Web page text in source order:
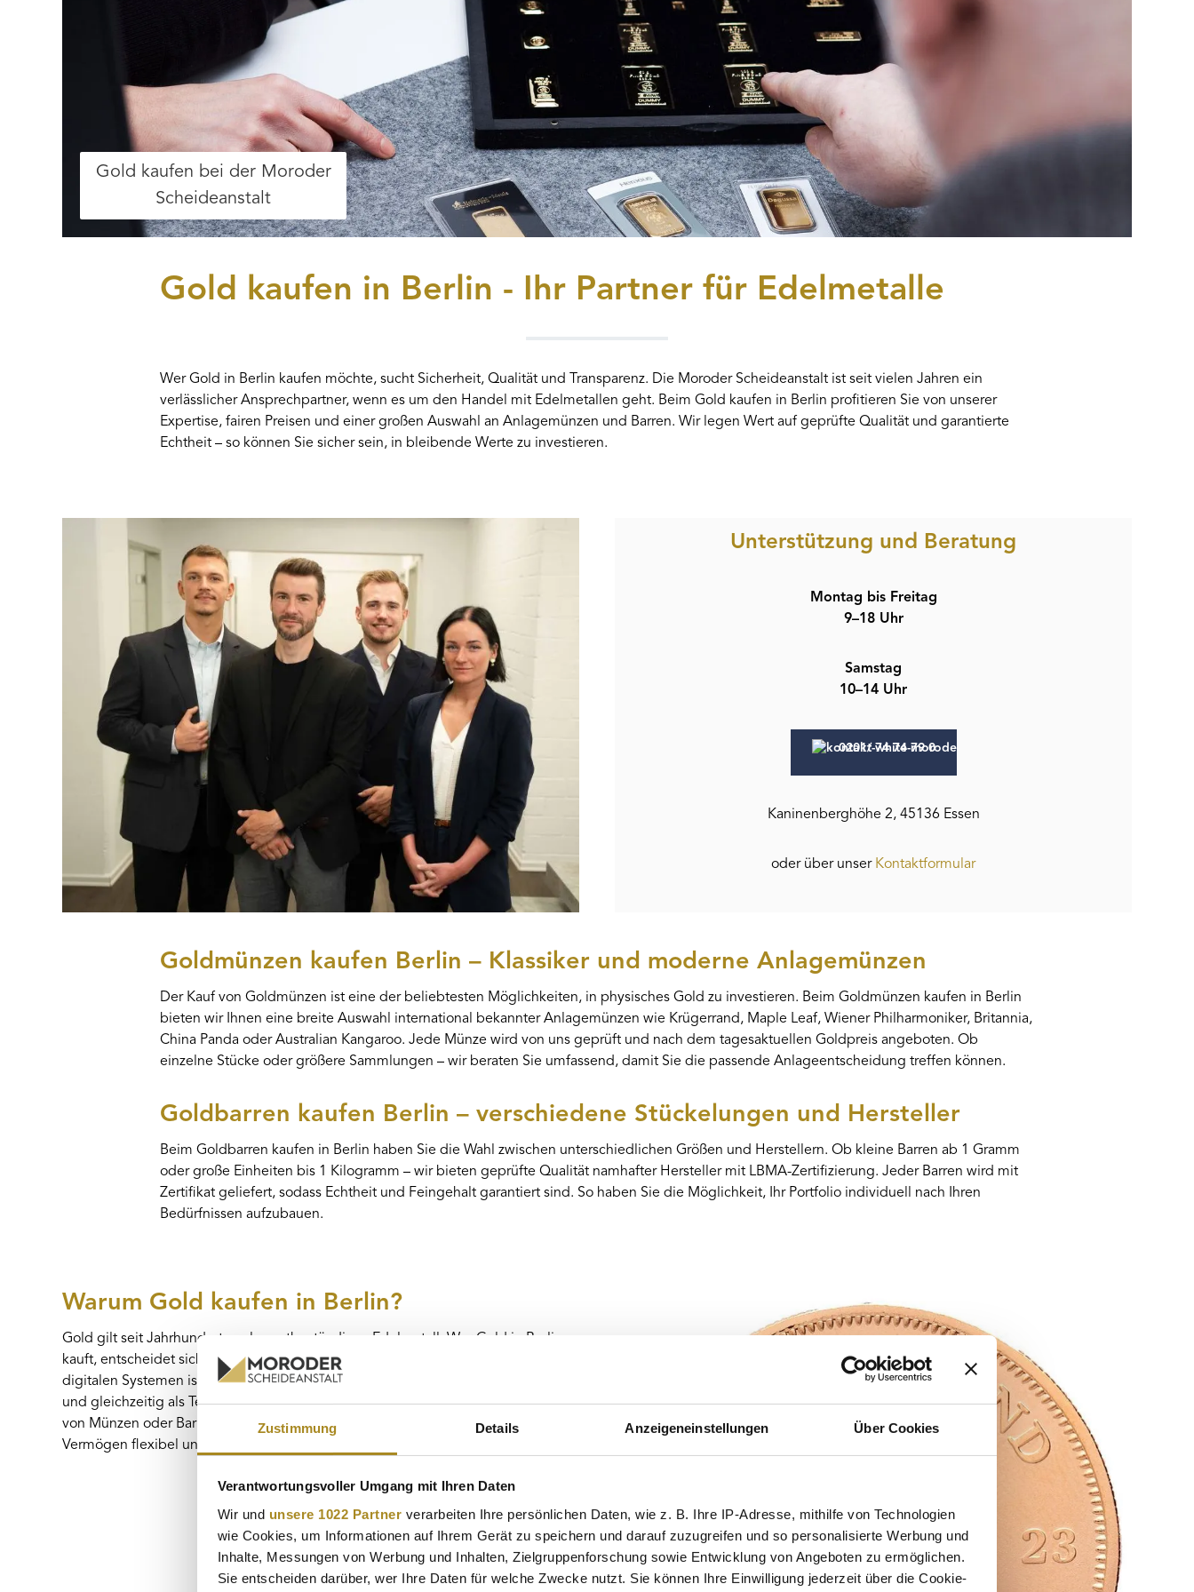
Zustimmung Details Anzeigeneinstellungen Über Cookies
Verantwortungsvoller Umgang mit Ihren Daten
Wir und unsere 1022 Partner verarbeiten Ihre persönlichen Daten, wie z. B. Ihre IP-Adresse, mithilfe von Technologien
wie Cookies, um Informationen auf Ihrem Gerät zu speichern und darauf zuzugreifen und so personalisierte Werbung und
Inhalte, Messungen von Werbung und Inhalten, Zielgruppenforschung sowie Entwicklung von Angeboten zu ermöglichen.
Sie entscheiden darüber, wer Ihre Daten für welche Zwecke nutzt. Sie können Ihre Einwilligung jederzeit über die Cookie-
Gold kaufen bei der Moroder
Scheideanstalt
Gold kaufen in Berlin - Ihr Partner für Edelmetalle
Wer Gold in Berlin kaufen möchte, sucht Sicherheit, Qualität und Transparenz. Die Moroder Scheideanstalt ist seit vielen Jahren ein
verlässlicher Ansprechpartner, wenn es um den Handel mit Edelmetallen geht. Beim Gold kaufen in Berlin profitieren Sie von unserer
Expertise, fairen Preisen und einer großen Auswahl an Anlagemünzen und Barren. Wir legen Wert auf geprüfte Qualität und garantierte
Echtheit – so können Sie sicher sein, in bleibende Werte zu investieren.
Unterstützung und Beratung
Montag bis Freitag
9–18 Uhr
Samstag
10–14 Uhr
0201/ 74 74 79 0
Kaninenberghöhe 2, 45136 Essen
oder über unser Kontaktformular
Goldmünzen kaufen Berlin – Klassiker und moderne Anlagemünzen
Der Kauf von Goldmünzen ist eine der beliebtesten Möglichkeiten, in physisches Gold zu investieren. Beim Goldmünzen kaufen in Berlin
bieten wir Ihnen eine breite Auswahl international bekannter Anlagemünzen wie Krügerrand, Maple Leaf, Wiener Philharmoniker, Britannia,
China Panda oder Australian Kangaroo. Jede Münze wird von uns geprüft und nach dem tagesaktuellen Goldpreis angeboten. Ob
einzelne Stücke oder größere Sammlungen – wir beraten Sie umfassend, damit Sie die passende Anlageentscheidung treffen können.
Goldbarren kaufen Berlin – verschiedene Stückelungen und Hersteller
Beim Goldbarren kaufen in Berlin haben Sie die Wahl zwischen unterschiedlichen Größen und Herstellern. Ob kleine Barren ab 1 Gramm
oder große Einheiten bis 1 Kilogramm – wir bieten geprüfte Qualität namhafter Hersteller mit LBMA-Zertifizierung. Jeder Barren wird mit
Zertifikat geliefert, sodass Echtheit und Feingehalt garantiert sind. So haben Sie die Möglichkeit, Ihr Portfolio individuell nach Ihren
Bedürfnissen aufzubauen.
Warum Gold kaufen in Berlin?
Gold gilt seit Jahrhunderten als wertbeständiges Edelmetall. Wer Gold in Berlin
kauft, entscheidet sich für eine Anlage, die unabhängig von Banken oder
digitalen Systemen ist. Physisches Gold kann in Krisenzeiten Sicherheit geben
und gleichzeitig als Teil einer langfristigen Vermögensplanung dienen. Der Kauf
von Münzen oder Barren ist unkompliziert und bietet Ihnen die Möglichkeit, Ihr
Vermögen flexibel und greifbar abzusichern.